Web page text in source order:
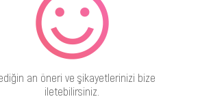
an öneri ve şikayetlerinizi bize
iletebilirsiniz.